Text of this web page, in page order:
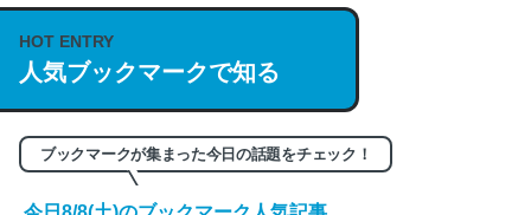
説してる記事が少ないので貴重な良記事。/続編来た
https://isobe324649.hatenablog.com/entry/2023/03/27
/064121
─GPTの仕組みと限界についての考察（１） - conceptualization
HOT ENTRY
人気ブックマークで知る
ブックマークが集まった今日の話題をチェック！